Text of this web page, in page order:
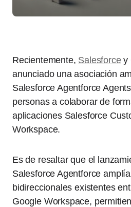
Recientemente, Salesforcey
anunciado una asociación
Salesforce Agentforce
personas a colaborar de
aplicaciones Salesforce
Workspace.
Es de resaltar que el
Salesforce Agentforce
bidireccionales existentes
Google Workspace,